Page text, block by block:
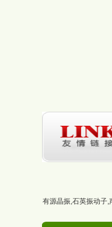
有源晶振,石英振动子,